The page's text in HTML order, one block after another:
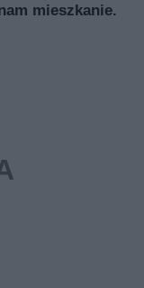
mieszkanie.